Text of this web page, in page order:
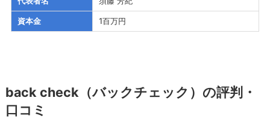
資本金 1百万円
back check（バックチェック）の評判・
口コミ